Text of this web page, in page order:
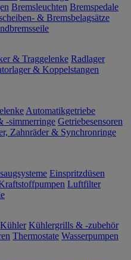
Bremsleuchten Bremspedale
& Bremsbelagsätze
& Traggelenke Radlager
& Koppelstangen
Automatikgetriebe
-simmerringe Getriebesensoren
Zahnräder & Synchronringe
Einspritzdüsen
Luftfilter
Kühler Kühlergrills & -zubehör
Thermostate Wasserpumpen